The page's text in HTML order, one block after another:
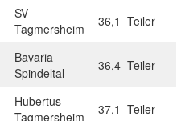
SV
Tagmersheim
36,1 Teiler
Bavaria
Spindeltal
36,4 Teiler
Hubertus
Tagmersheim
37,1 Teiler